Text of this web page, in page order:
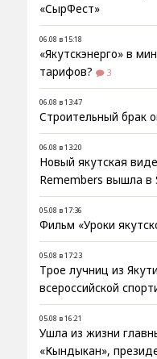
«СырФест»
06.08 в 15:18
«Якутскэнерго» в
тарифов?
3
06.08 в 13:47
Строительный брак
06.08 в 13:20
Новый якутская
Remembers вышла в
05.08 в 17:36
Фильм «Уроки
05.08 в 17:23
Трое лучниц из
всероссийской
05.08 в 16:21
Ушла из жизни
«Кындыкан»,